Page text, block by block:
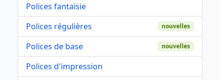
Polices fantaisie
Polices régulières
nouvelles
Polices de base nouvelles
Polices d'impression